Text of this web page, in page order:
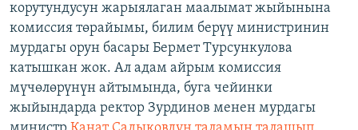
корутундусун жарыялаган маалымат жыйынына
комиссия төрайымы, билим берүү министринин
мурдагы орун басары Бермет Турсункулова
катышкан жок. Ал адам айрым комиссия
мүчөлөрүнүн айтымында, буга чейинки
жыйындарда ректор Зурдинов менен мурдагы